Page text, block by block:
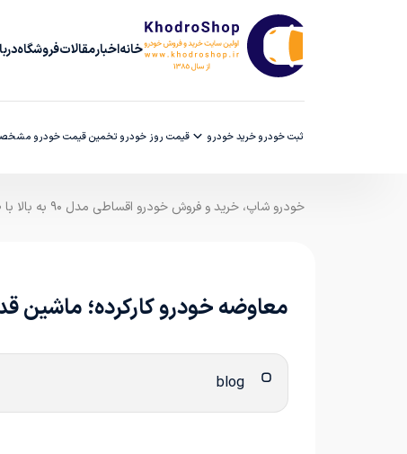
خانهاخبارمقالاتفروشگاه
ثبت خودروخرید خودرو قیمت روز خودرو تخمین قیمت خودرو
خودرو شاپ، خرید و فروش خودرو اقساطی مدل ۹۰ به بالا با ضمانت کارشناسی
معاوضه خودرو کارکرده؛ ماشین